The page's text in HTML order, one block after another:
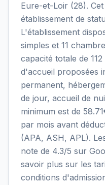
Eure-et-Loir (28).
établissement de
L'établissement
simples et 11
capacité totale de
d'accueil proposées
permanent,
de jour, accueil de
minimum est de
par mois avant
(APA, ASH, APL).
note de 4.3/5 sur
savoir plus sur les
conditions